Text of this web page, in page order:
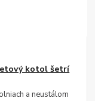
kotol šetrí
a neustálom